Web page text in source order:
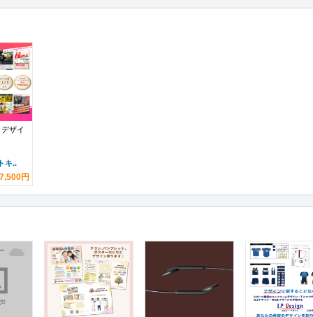
ザイ
キ..
円